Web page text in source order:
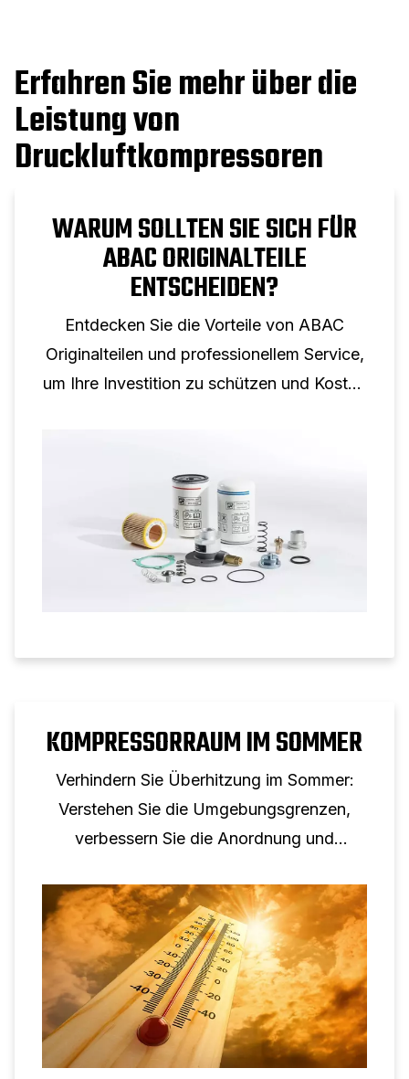
Erfahren Sie mehr über die
Leistung von
Druckluftkompressoren
WARUM SOLLTEN SIE SICH FÜR
ABAC ORIGINALTEILE
ENTSCHEIDEN?
Entdecken Sie die Vorteile von ABAC
Originalteilen und professionellem Service,
um Ihre Investition zu schützen und Kosten
KOMPRESSORRAUM IM SOMMER
Verhindern Sie Überhitzung im Sommer:
Verstehen Sie die Umgebungsgrenzen,
verbessern Sie die Anordnung und
überwachen Sie Temperaturtrends, um
Auslösungen zu vermeiden.